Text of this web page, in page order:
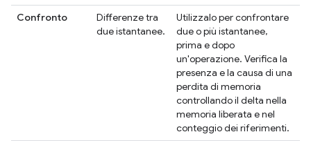
Confronto
Differenze tra
due istantanee.
Utilizzalo per confrontare
due o più istantanee,
prima e dopo
un'operazione. Verifica la
presenza e la causa di una
perdita di memoria
controllando il delta nella
memoria liberata e nel
conteggio dei riferimenti.